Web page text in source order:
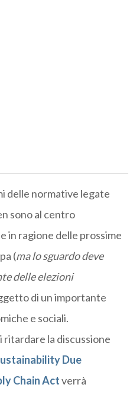
delle normative legate
sono al centro
in ragione delle prossime
(ma lo sguardo deve
delle elezioni
di un importante
e sociali.
ritardare la discussione
Due
Chain Actverrà